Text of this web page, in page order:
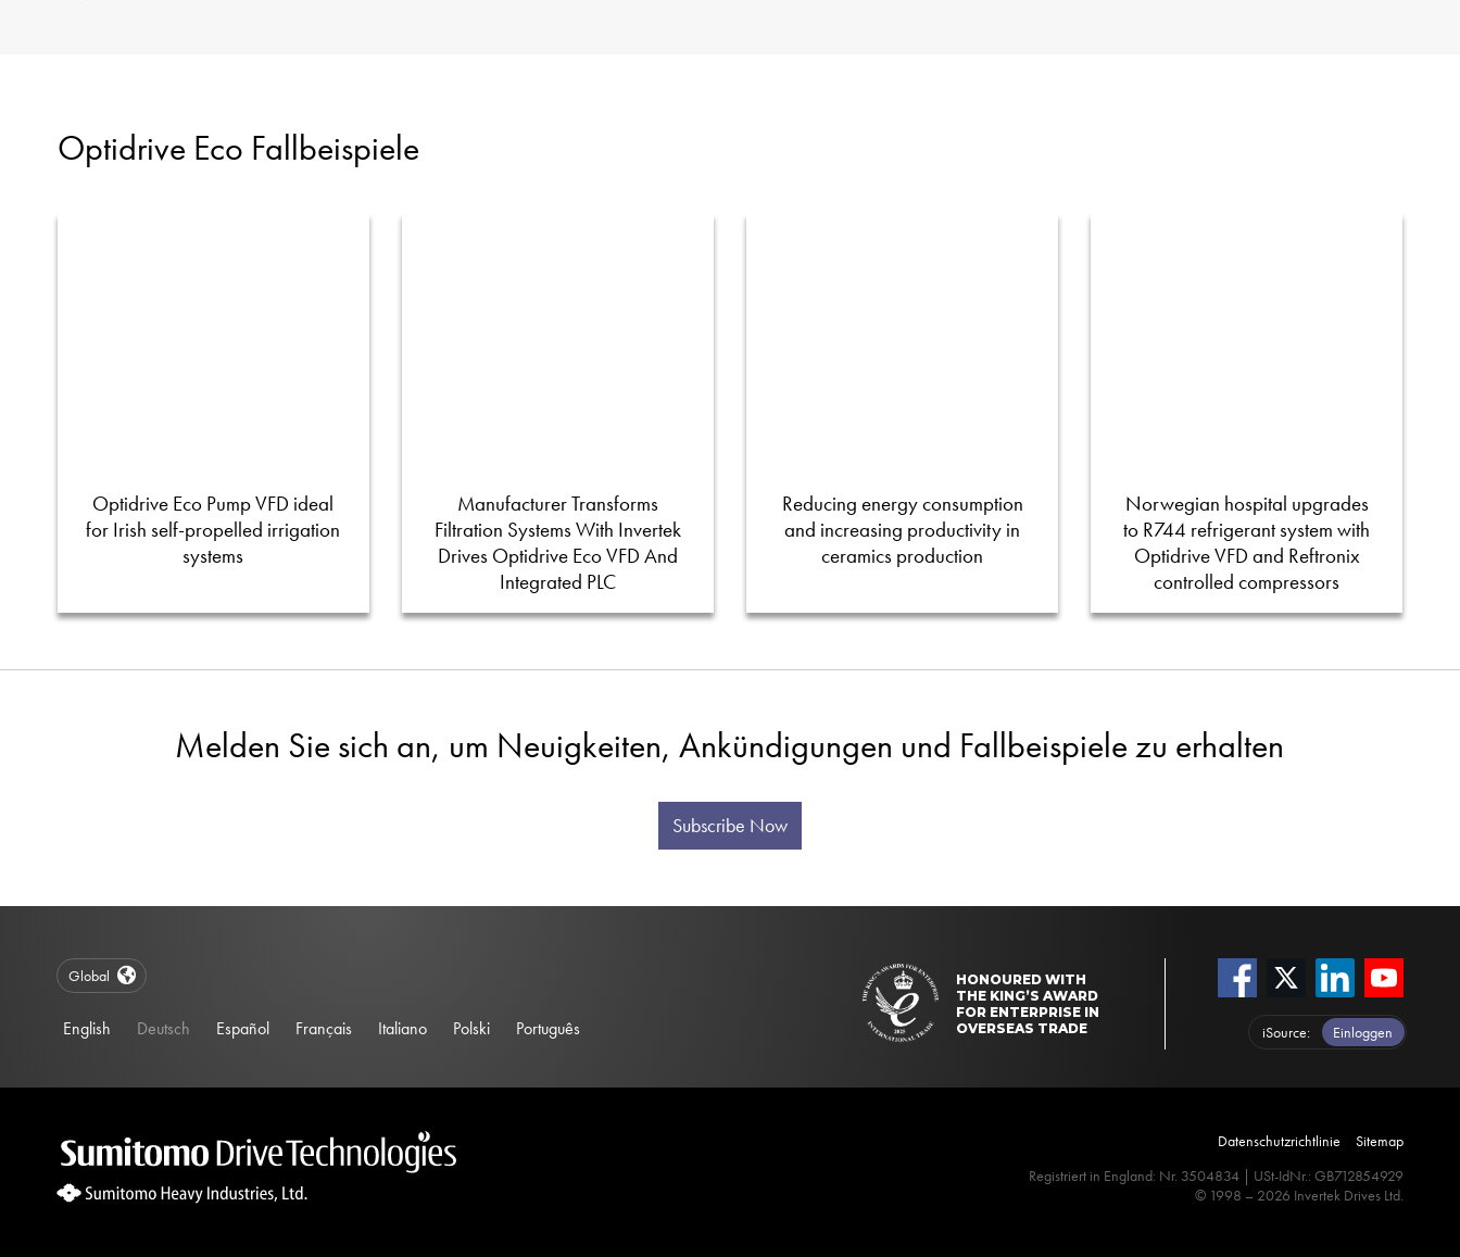
Optidrive Eco Fallbeispiele
Optidrive Eco Pump VFD ideal
for Irish self-propelled irrigation
systems
Manufacturer Transforms
Filtration Systems With Invertek
Drives Optidrive Eco VFD And
Integrated PLC
Reducing energy consumption
and increasing productivity in
ceramics production
Norwegian hospital upgrades
to R744 refrigerant system with
Optidrive VFD and Reftronix
controlled compressors
Melden Sie sich an, um Neuigkeiten, Ankündigungen und Fallbeispiele zu erhalten
Subscribe Now
HONOURED WITH
THE KING’S AWARD
FOR ENTERPRISE IN
OVERSEAS TRADE
iSource Einloggen
Global
English Deutsch Español Français Italiano Polski Português
Datenschutzrichtlinie
Sitemap
Registriert in England: Nr. 3504834 | USt-IdNr.: GB712854929
© 1998 – 2026 Invertek Drives Ltd.